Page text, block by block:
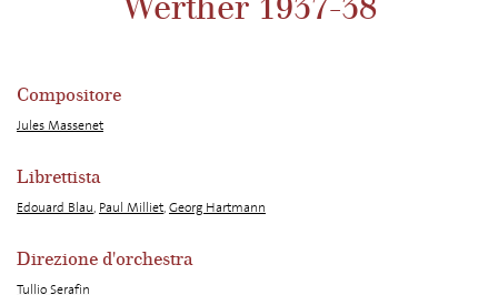
Werther 1937-38
Compositore
Jules Massenet
Librettista
Edouard Blau, Paul Milliet,Georg Hartmann
Direzione d'orchestra
Tullio Serafin